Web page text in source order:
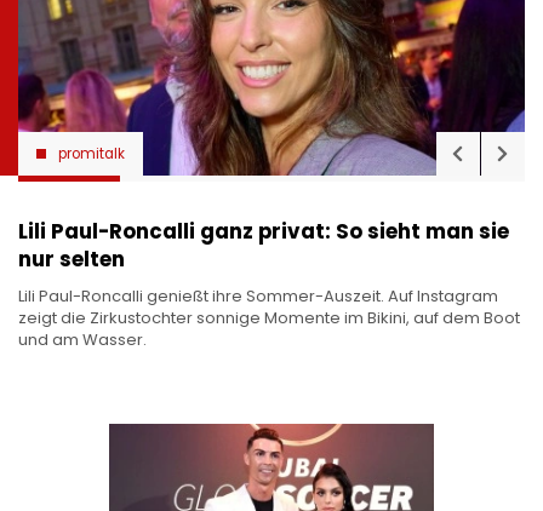
promitalk
Lili Paul-Roncalli ganz privat: So sieht man sie
nur selten
Lili Paul-Roncalli genießt ihre Sommer-Auszeit. Auf Instagram
zeigt die Zirkustochter sonnige Momente im Bikini, auf dem Boot
und am Wasser.